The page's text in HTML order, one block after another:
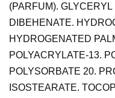
(PARFUM).
DIBEHENATE.
HYDROGENATED
POLYACRYLATE-13.
POLYSORBATE 20.
ISOSTEARATE.